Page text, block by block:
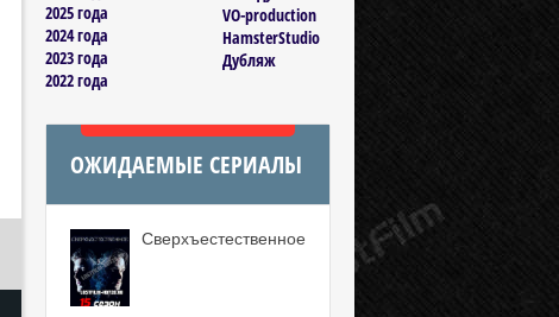
2025 года
2024 года
2023 года
2022 года
VO-production
HamsterStudio
Дубляж
ОЖИДАЕМЫЕ СЕРИАЛЫ
Сверхъестественное